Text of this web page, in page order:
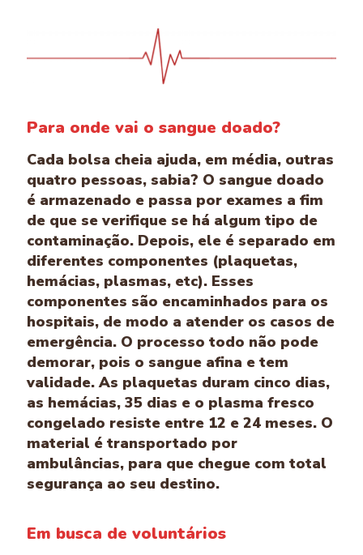
Para onde vai o sangue doado?
Cada bolsa cheia ajuda, em média, outras
quatro pessoas, sabia? O sangue doado
é armazenado e passa por exames a fim
de que se verifique se há algum tipo de
contaminação. Depois, ele é separado em
diferentes componentes (plaquetas,
hemácias, plasmas, etc). Esses
componentes são encaminhados para os
hospitais, de modo a atender os casos de
emergência. O processo todo não pode
demorar, pois o sangue afina e tem
validade. As plaquetas duram cinco dias,
as hemácias, 35 dias e o plasma fresco
congelado resiste entre 12 e 24 meses. O
material é transportado por
ambulâncias, para que chegue com total
segurança ao seu destino.
Em busca de voluntários